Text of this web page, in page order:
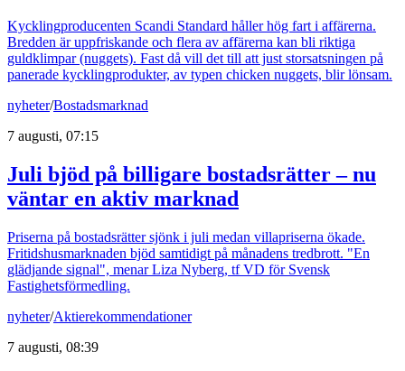
Kycklingproducenten Scandi Standard håller hög fart i affärerna.
Bredden är uppfriskande och flera av affärerna kan bli riktiga
guldklimpar (nuggets). Fast då vill det till att just storsatsningen på
panerade kycklingprodukter, av typen chicken nuggets, blir lönsam.
nyheter/Bostadsmarknad
7 augusti, 07:15
Juli bjöd på billigare bostadsrätter – nu
väntar en aktiv marknad
Priserna på bostadsrätter sjönk i juli medan villapriserna ökade.
Fritidshusmarknaden bjöd samtidigt på månadens tredbrott. "En
glädjande signal", menar Liza Nyberg, tf VD för Svensk
Fastighetsförmedling.
nyheter/Aktierekommendationer
7 augusti, 08:39